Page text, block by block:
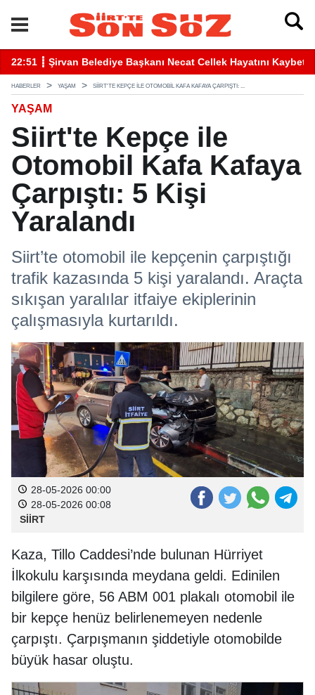
22:41 ┋ Siirt’te Baraj Sularının Yükselmesiyle Mahsur Kalan
HABERLER YAŞAM SIIRT'TE KEPÇE ILE OTOMOBIL KAFA KAFAYA ÇARPIŞTI: ...
YAŞAM
Siirt'te Kepçe ile
Otomobil Kafa Kafaya
Çarpıştı: 5 Kişi
Yaralandı
Siirt’te otomobil ile kepçenin çarpıştığı
trafik kazasında 5 kişi yaralandı. Araçta
sıkışan yaralılar itfaiye ekiplerinin
çalışmasıyla kurtarıldı.
28-05-2026 00:00
28-05-2026 00:08
SİİRT
Kaza, Tillo Caddesi’nde bulunan Hürriyet
İlkokulu karşısında meydana geldi. Edinilen
bilgilere göre, 56 ABM 001 plakalı otomobil ile
bir kepçe henüz belirlenemeyen nedenle
çarpıştı. Çarpışmanın şiddetiyle otomobilde
büyük hasar oluştu.